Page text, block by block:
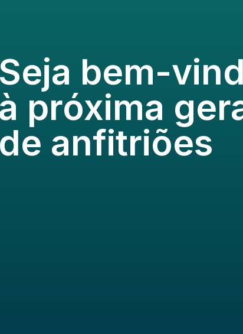
Seja bem-
à próxima
de anfitriões